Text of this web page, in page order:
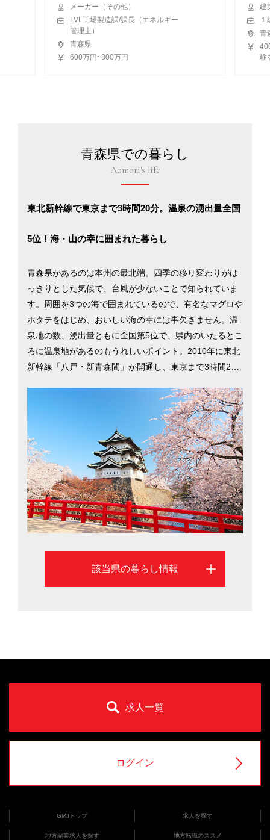
メーカー（その他）
LVL工場製造課/課長（エネルギー
管理士）
青森県
600万円~800万円
建
１
青
験
青森県での暮らし
Aomori's life
東北新幹線で東京まで3時間20分。温泉の湧出量全国
5位！海・山の幸に囲まれた暮らし
青森県があるのは本州の最北端。四季の移り変わりがは
っきりとした気候で、台風が少ないことで知られていま
す。周囲を3つの海で囲まれているので、有名なマグロや
ホタテをはじめ、おいしい海の幸には事欠きません。温
泉地の数、湧出量ともに全国第5位で、県内のいたるとこ
ろに温泉地があるのもうれしいポイント。2010年に東北
新幹線「八戸・新青森間」が開通し、東京まで3時間20
リズム（農村や漁村を楽しむ旅行）に力を入れており、
移住促進にも積極的です。「自然の中で子どもを思いき
り遊ばせられる環境が魅力」という移住者の声も。犯罪
発生率は全国で5番目に低く、安心して暮らせる環境が整
っています。県の中心地である青森市と八戸市の移住情
報を掲載しています
該当県の暮らし情報
求人一覧
ログイン
GMJトップ 求人を探す
地方副業求人を探す 地方転職のススメ